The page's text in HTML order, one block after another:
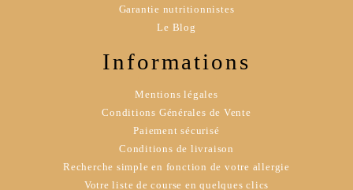
Garantie nutritionnistes
Le Blog
Informations
Mentions légales
Conditions Générales de Vente
Paiement sécurisé
Conditions de livraison
Recherche simple en fonction de votre allergie
Votre liste de course en quelques clics